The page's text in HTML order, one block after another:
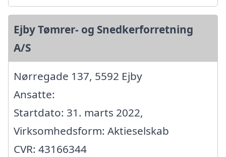
Ejby Tømrer- og Snedkerforretning
A/S
Nørregade 137, 5592 Ejby
Ansatte:
Startdato: 31. marts 2022,
Virksomhedsform: Aktieselskab
CVR: 43166344